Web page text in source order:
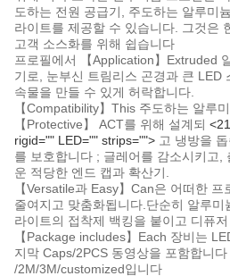
도하는 전원 공급기, 주도하는 알루미
라이트를 제공할 수 있습니다. 그것은
고객 소스화를 위해 쉽습니다
프로필에서 【Application】Extruded
기로, 눈부신 트림리스 곤경과 큰 LED
속물을 만들 수 있게 허락합니다.
【Compatibility】This 주도하는 알루
【Protective】 ACT를 위해 설계되
rigid="" LED="" strips=""> 고 냉방을
를 보호합니다 ; 글레어를 감소시키고,
운 적당한 엔드 캡과 확산기.
【Versatile과 Easy】Can은 어떠한
줄여지고 맞춤화됩니다.단순히 알루미
라이트의 접착제 백킹을 붙이고 디퓨저
【Package includes】Each 장비는
지막 Caps/2PCS 동영상을 포함합니
/2M/3M/customized입니다